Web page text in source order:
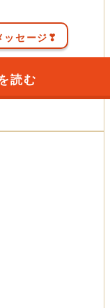
ッセージ❣
読む